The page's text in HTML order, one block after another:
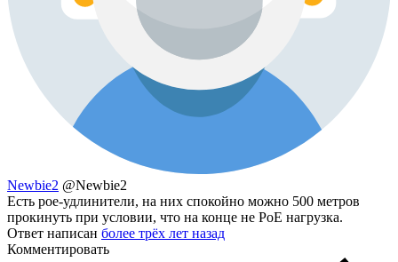
Newbie2 @Newbie2
Есть poe-удлинители, на них спокойно можно 500 метров
прокинуть при условии, что на конце не PoE нагрузка.
Ответ написан более трёх лет назад
Комментировать